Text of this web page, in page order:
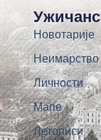
Новотарије
Неимарство
Личности
Мапе
Летописи